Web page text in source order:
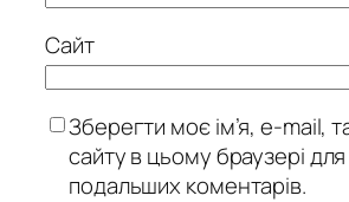
Сайт
Зберегти моє ім’я, e-mail,
сайту в цьому браузері для
подальших коментарів.